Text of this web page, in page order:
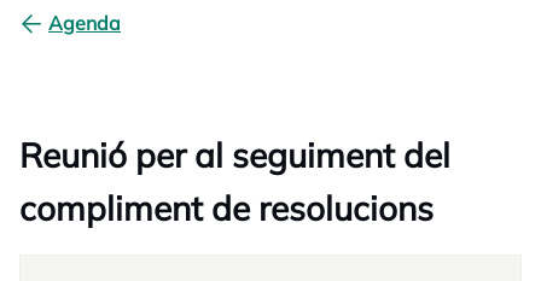
Agenda
Reunió per al seguiment del
compliment de resolucions